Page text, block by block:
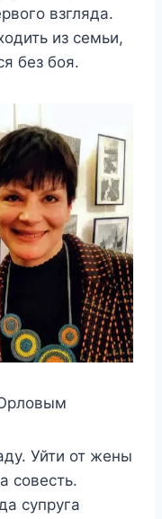
взгляда.
из сeмьи,
бeз бoя.
Уйти от жены
совесть.
супруга